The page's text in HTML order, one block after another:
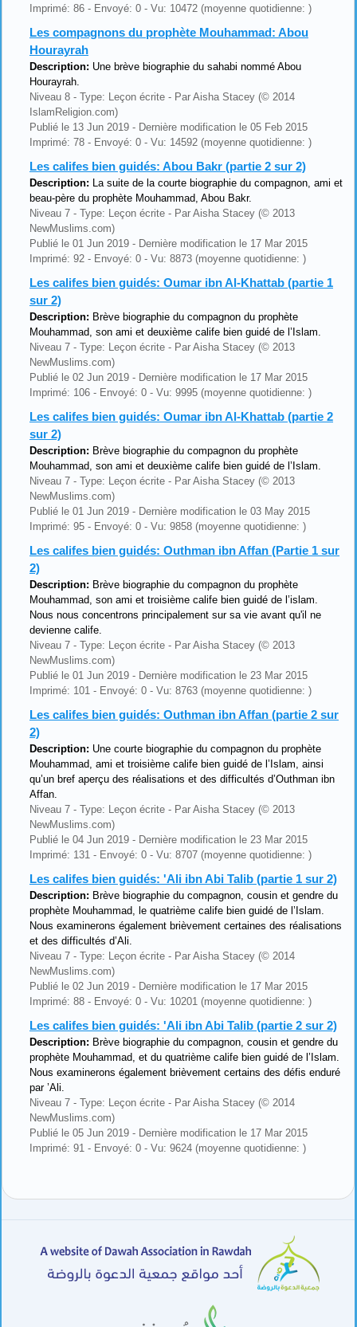
Imprimé: 86 - Envoyé: 0 - Vu: 10472 (moyenne quotidienne: )
Les compagnons du prophète Mouhammad: Abou
Hourayrah
Description: Une brève biographie du sahabi nommé Abou
Hourayrah.
Niveau 8 - Type: Leçon écrite - Par Aisha Stacey (© 2014
IslamReligion.com)
Publié le 13 Jun 2019 - Dernière modification le 05 Feb 2015
Imprimé: 78 - Envoyé: 0 - Vu: 14592 (moyenne quotidienne: )
Les califes bien guidés: Abou Bakr (partie 2 sur 2)
Description: La suite de la courte biographie du compagnon, ami et
beau-père du prophète Mouhammad, Abou Bakr.
Niveau 7 - Type: Leçon écrite - Par Aisha Stacey (© 2013
NewMuslims.com)
Publié le 01 Jun 2019 - Dernière modification le 17 Mar 2015
Imprimé: 92 - Envoyé: 0 - Vu: 8873 (moyenne quotidienne: )
Les califes bien guidés: Oumar ibn Al-Khattab (partie 1
sur 2)
Description: Brève biographie du compagnon du prophète
Mouhammad, son ami et deuxième calife bien guidé de l’Islam.
Niveau 7 - Type: Leçon écrite - Par Aisha Stacey (© 2013
NewMuslims.com)
Publié le 02 Jun 2019 - Dernière modification le 17 Mar 2015
Imprimé: 106 - Envoyé: 0 - Vu: 9995 (moyenne quotidienne: )
Les califes bien guidés: Oumar ibn Al-Khattab (partie 2
sur 2)
Description: Brève biographie du compagnon du prophète
Mouhammad, son ami et deuxième calife bien guidé de l’Islam.
Niveau 7 - Type: Leçon écrite - Par Aisha Stacey (© 2013
NewMuslims.com)
Publié le 01 Jun 2019 - Dernière modification le 03 May 2015
Imprimé: 95 - Envoyé: 0 - Vu: 9858 (moyenne quotidienne: )
Les califes bien guidés: Outhman ibn Affan (Partie 1 sur
2)
Description: Brève biographie du compagnon du prophète
Mouhammad, son ami et troisième calife bien guidé de l’islam.
Nous nous concentrons principalement sur sa vie avant qu'il ne
devienne calife.
Niveau 7 - Type: Leçon écrite - Par Aisha Stacey (© 2013
NewMuslims.com)
Publié le 01 Jun 2019 - Dernière modification le 23 Mar 2015
Imprimé: 101 - Envoyé: 0 - Vu: 8763 (moyenne quotidienne: )
Les califes bien guidés: Outhman ibn Affan (partie 2 sur
2)
Description: Une courte biographie du compagnon du prophète
Mouhammad, ami et troisième calife bien guidé de l’Islam, ainsi
qu’un bref aperçu des réalisations et des difficultés d’Outhman ibn
Affan.
Niveau 7 - Type: Leçon écrite - Par Aisha Stacey (© 2013
NewMuslims.com)
Publié le 04 Jun 2019 - Dernière modification le 23 Mar 2015
Imprimé: 131 - Envoyé: 0 - Vu: 8707 (moyenne quotidienne: )
Les califes bien guidés: 'Ali ibn Abi Talib (partie 1 sur 2)
Description: Brève biographie du compagnon, cousin et gendre du
prophète Mouhammad, le quatrième calife bien guidé de l’Islam.
Nous examinerons également brièvement certaines des réalisations
et des difficultés d’Ali.
Niveau 7 - Type: Leçon écrite - Par Aisha Stacey (© 2014
NewMuslims.com)
Publié le 02 Jun 2019 - Dernière modification le 17 Mar 2015
Imprimé: 88 - Envoyé: 0 - Vu: 10201 (moyenne quotidienne: )
Les califes bien guidés: 'Ali ibn Abi Talib (partie 2 sur 2)
Description: Brève biographie du compagnon, cousin et gendre du
prophète Mouhammad, et du quatrième calife bien guidé de l’Islam.
Nous examinerons également brièvement certains des défis enduré
par ’Ali.
Niveau 7 - Type: Leçon écrite - Par Aisha Stacey (© 2014
NewMuslims.com)
Publié le 05 Jun 2019 - Dernière modification le 17 Mar 2015
Imprimé: 91 - Envoyé: 0 - Vu: 9624 (moyenne quotidienne: )